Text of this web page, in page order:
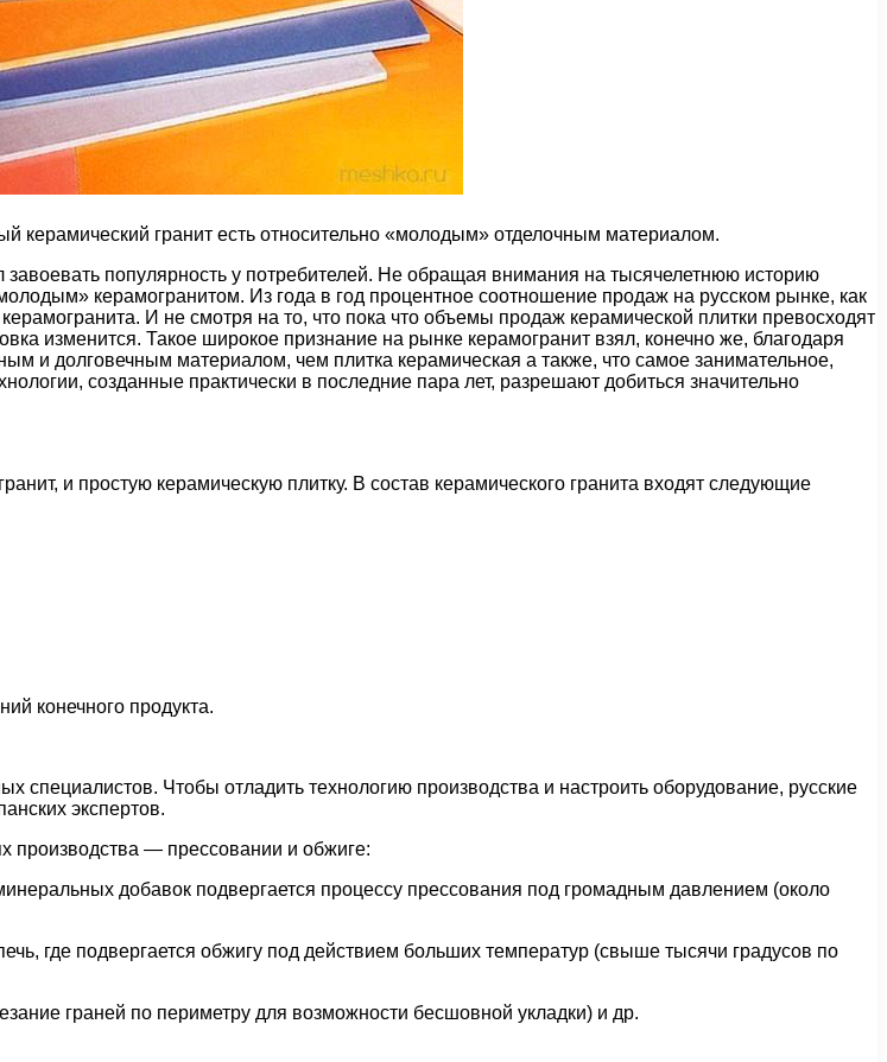
керамический гранит есть относительно «молодым» отделочным материалом.
завоевать популярность у потребителей. Не обращая внимания на тысячелетнюю историю
керамогранитом. Из года в год процентное соотношение продаж на русском рынке, как
И не смотря на то, что пока что объемы продаж керамической плитки превосходят
изменится. Такое широкое признание на рынке керамогранит взял, конечно же, благодаря
и долговечным материалом, чем плитка керамическая а также, что самое занимательное,
созданные практически в последние пара лет, разрешают добиться значительно
и простую керамическую плитку. В состав керамического гранита входят следующие
конечного продукта.
специалистов. Чтобы отладить технологию производства и настроить оборудование, русские
экспертов.
производства — прессовании и обжиге:
добавок подвергается процессу прессования под громадным давлением (около
где подвергается обжигу под действием больших температур (свыше тысячи градусов по
граней по периметру для возможности бесшовной укладки) и др.